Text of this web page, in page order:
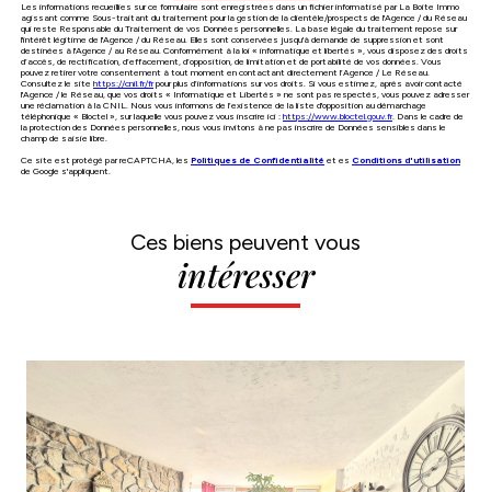
Les informations recueillies sur ce formulaire sont enregistrées dans un fichier informatisé par La Boite Immo
agissant comme Sous-traitant du traitement pour la gestion de la clientèle/prospects de l'Agence / du Réseau
qui reste Responsable du Traitement de vos Données personnelles. La base légale du traitement repose sur
l'intérêt légitime de l'Agence / du Réseau. Elles sont conservées jusqu'à demande de suppression et sont
destinées à l'Agence / au Réseau. Conformément à la loi « informatique et libertés », vous disposez des droits
d’accès, de rectification, d’effacement, d’opposition, de limitation et de portabilité de vos données. Vous
pouvez retirer votre consentement à tout moment en contactant directement l’Agence / Le Réseau.
Consultez le site https://cnil.fr/frpour plus d’informations sur vos droits. Si vous estimez, après avoir contacté
l'Agence / le Réseau, que vos droits « Informatique et Libertés » ne sont pas respectés, vous pouvez adresser
une réclamation à la CNIL. Nous vous informons de l’existence de la liste d'opposition au démarchage
téléphonique « Bloctel », sur laquelle vous pouvez vous inscrire ici : https://www.bloctel.gouv.fr. Dans le cadre de
la protection des Données personnelles, nous vous invitons à ne pas inscrire de Données sensibles dans le
champ de saisie libre.
Ce site est protégé par reCAPTCHA, les Politiques de Confidentialité et es Conditions d'utilisation
de Google s'appliquent.
Ces biens peuvent vous
intéresser